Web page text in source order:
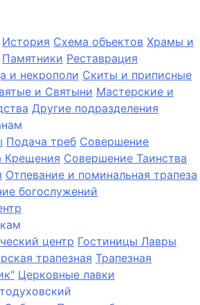
История Cхема объектов Храмы и
Памятники Реставрация
и некрополи Скиты и приписные
и Святыни Мастерские и
Другие подразделения
Подача треб Совершение
Крещения Совершение Таинства
Отпевание и поминальная трапеза
богослужений
центр Гостиницы Лавры
трапезная Трапезная
Церковные лавки